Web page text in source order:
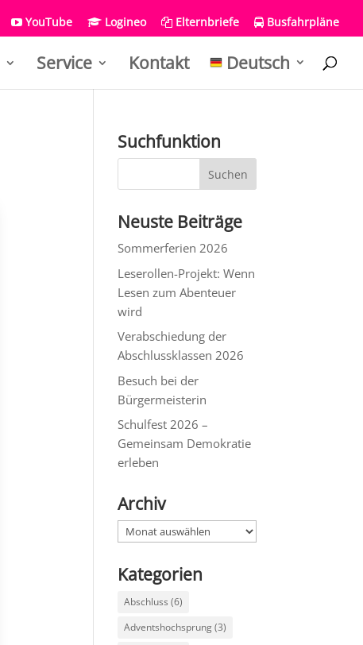
YouTube Logineo Elternbriefe Busfahrpläne
Service Kontakt Deutsch
Suchfunktion
Neuste Beiträge
Sommerferien 2026
Leserollen-Projekt: Wenn
Lesen zum Abenteuer
wird
Verabschiedung der
Abschlussklassen 2026
Besuch bei der
Bürgermeisterin
Schulfest 2026 –
Gemeinsam Demokratie
erleben
Archiv
Archiv
Kategorien
Abschluss (6)
Adventshochsprung(3)